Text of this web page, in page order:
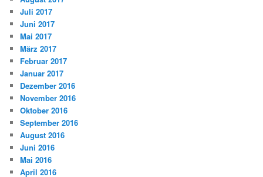
Juli 2017
Juni 2017
Mai 2017
März 2017
Februar 2017
Januar 2017
Dezember 2016
November 2016
Oktober 2016
September 2016
August 2016
Juni 2016
Mai 2016
April 2016